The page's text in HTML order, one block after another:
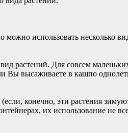
использовать несколько
растений. Для совсем
Вы высаживаете в кашпо
конечно, эти растения
их использование не